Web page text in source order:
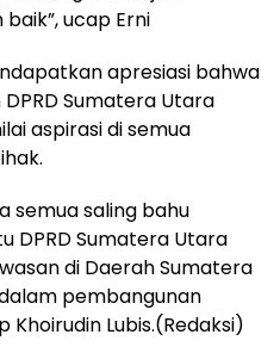
ucap Erni
apresiasi bahwa
Sumatera Utara
aspirasi di semua
semua saling bahu
DPRD Sumatera Utara
di Daerah Sumatera
pembangunan
Khoirudin Lubis.(Redaksi)